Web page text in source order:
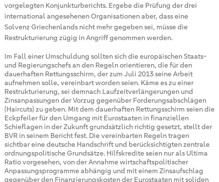
vorgelegten Konjunkturberichts. Ergebe die Prüfung der drei
international angesehenen Organisationen aber, dass eine
Solvenz Griechenlands nicht mehr gegeben sei, müsse die
Restrukturierung zügig in Angriff genommen werden.
Im Fall einer Umschuldung sollten sich die europäischen Staats-
und Regierungschefs an den Regeln orientieren, die für den
dauerhaften Rettungsschirm, der zum Juli 2013 seine Arbeit
aufnehmen solle, vereinbart worden seien. Käme es zu einer
Restrukturierung, sei demnach Laufzeitverlängerungen und
Zinsanpassungen der Vorzug gegenüber Forderungsabschlägen
(Haircuts) zu geben. Mit dem dauerhaften Rettungsschirm seien die
Eckpfeiler für den Umgang mit Eurostaaten in finanziellen
Schieflagen in der Zukunft grundsätzlich richtig gesetzt, stellt der
BVR in seinem Bericht fest. Die vereinbarten Regeln tragen
sichtbar eine deutsche Handschrift und berücksichtigten zentrale
ordnungspolitische Grundsätze. Hilfskredite seien nur als Ultima
Ratio vorgesehen, von der Annahme wirtschaftspolitischer
Anpassungsprogramme abhängig und mit einem Zinsaufschlag
gegenüber den Finanzierungskosten der Eurostaaten mit soliden